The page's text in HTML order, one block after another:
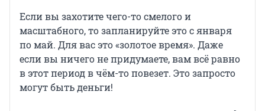
Если вы захотите чего-то смелого и
масштабного, то запланируйте это с января
по май. Для вас это «золотое время». Даже
если вы ничего не придумаете, вам всё равно
в этот период в чём-то повезет. Это запросто
могут быть деньги!